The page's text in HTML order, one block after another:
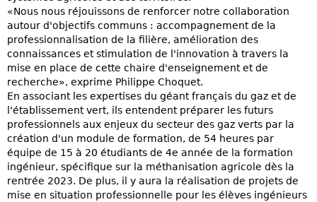
«Nous nous réjouissons de renforcer notre collaboration
autour d'objectifs communs : accompagnement de la
professionnalisation de la filière, amélioration des
connaissances et stimulation de l'innovation à travers la
mise en place de cette chaire d'enseignement et de
recherche», exprime Philippe Choquet.
En associant les expertises du géant français du gaz et de
l'établissement vert, ils entendent préparer les futurs
professionnels aux enjeux du secteur des gaz verts par la
création d'un module de formation, de 54 heures par
équipe de 15 à 20 étudiants de 4e année de la formation
ingénieur, spécifique sur la méthanisation agricole dès la
rentrée 2023. De plus, il y aura la réalisation de projets de
mise en situation professionnelle pour les élèves ingénieurs